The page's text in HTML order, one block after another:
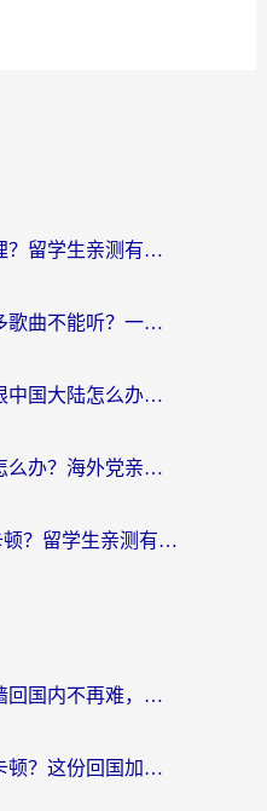
在海外如何看哔哩哔哩？留学生亲测有效的回国加速指南
海外党必看：酷我很多歌曲不能听？一招解决优酷版权限制+B站地域问题！
酷我由于版权保护仅限中国大陆怎么办？海外党亲测有效的解锁指南
狼人杀国外地区限制怎么办？海外党亲测有效的全场景回国加速指南
海外看CCTV视频总卡顿？留学生亲测有效的回国加速器选择指南
海外党必看：手机翻墙回国内不再难，一篇搞定无缝访问国内资源指南
海外华人电视直播总卡顿？这份回国加速器选择指南帮你无缝看国内资源